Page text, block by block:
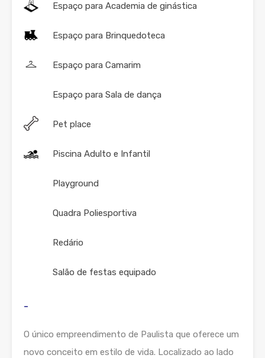
Espaço para Academia de ginástica
Espaço para Brinquedoteca
Espaço para Camarim
Espaço para Sala de dança
Pet place
Piscina Adulto e Infantil
Playground
Quadra Poliesportiva
Redário
Salão de festas equipado
-
O único empreendimento de Paulista que oferece um
novo conceito em estilo de vida. Localizado ao lado